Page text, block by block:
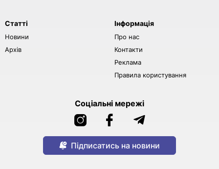
Статті
Новини
Архів
Інформація
Про нас
Контакти
Реклама
Правила користування
Соціальні мережі
Підписатись на новини